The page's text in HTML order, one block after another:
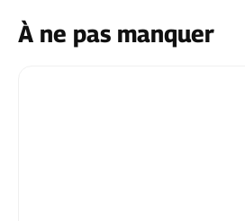
À ne pas manquer